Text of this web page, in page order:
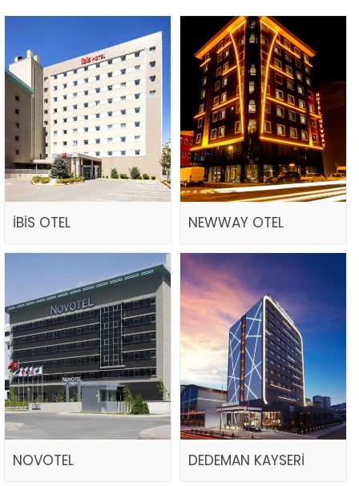
İBİS OTEL NEWWAY OTEL
NOVOTEL DEDEMAN KAYSERİ